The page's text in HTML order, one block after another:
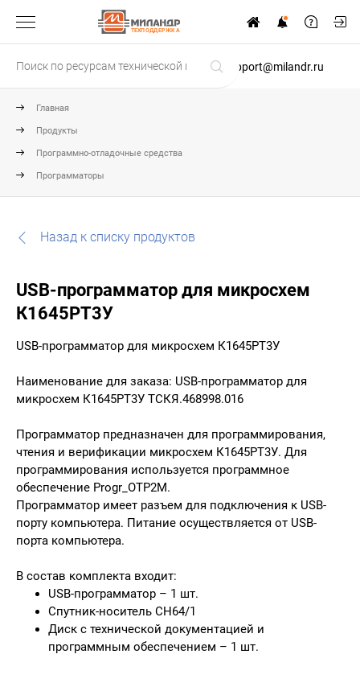
ТЕХПОДДЕРЖКА
support@milandr.ru
Главная
Продукты
Программно-отладочные средства
Программаторы
Назад к списку продуктов
USB-программатор для микросхем
К1645РТ3У
USB-программатор для микросхем К1645РТ3У
Наименование для заказа: USB-программатор для
микросхем К1645РТ3У ТСКЯ.468998.016
Программатор предназначен для программирования,
чтения и верификации микросхем К1645РТ3У. Для
программирования используется программное
обеспечение Progr_OTP2M.
Программатор имеет разъем для подключения к USB-
порту компьютера. Питание осуществляется от USB-
порта компьютера.
В состав комплекта входит:
USB-программатор – 1 шт.
Спутник-носитель СН64/1
Диск с технической документацией и
программным обеспечением – 1 шт.